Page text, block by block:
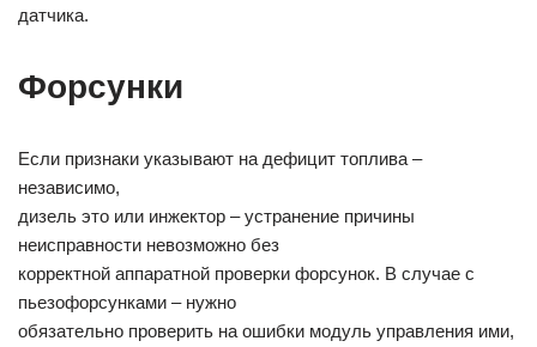
датчика.
Форсунки
Если признаки указывают на дефицит топлива –
независимо,
дизель это или инжектор – устранение причины
неисправности невозможно без
корректной аппаратной проверки форсунок. В случае с
пьезофорсунками – нужно
обязательно проверить на ошибки модуль управления ими,